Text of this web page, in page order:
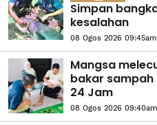
Simpan
kesalahan
08 Ogos 2026 09:45am
Mangsa
bakar sampah
24 Jam
08 Ogos 2026 09:40am